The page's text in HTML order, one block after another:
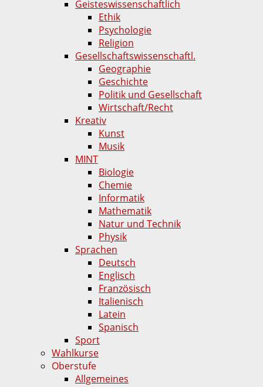
Geisteswissenschaftlich
Ethik
Psychologie
Religion
Gesellschaftswissenschaftl.
Geographie
Geschichte
Politik und Gesellschaft
Wirtschaft/Recht
Kreativ
Kunst
Musik
MINT
Biologie
Chemie
Informatik
Mathematik
Natur und Technik
Physik
Sprachen
Deutsch
Englisch
Französisch
Italienisch
Latein
Spanisch
Sport
Wahlkurse
Oberstufe
Allgemeines